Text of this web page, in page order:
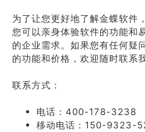
为了让您更好地了解金蝶软件
您可以亲身体验软件的功能和
的企业需求。如果您有任何疑
的功能和价格，欢迎随时联系
联系方式：
电话：400-178-3238
移动电话：150-9323-